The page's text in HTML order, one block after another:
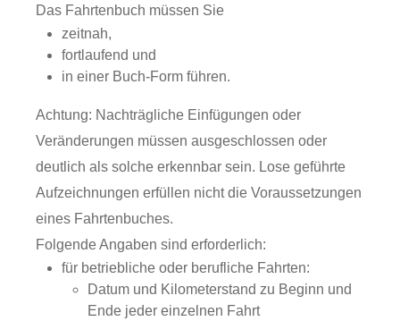
Das Fahrtenbuch müssen Sie
zeitnah,
fortlaufend und
in einer Buch-Form führen.
Achtung: Nachträgliche Einfügungen oder
Veränderungen müssen ausgeschlossen oder
deutlich als solche erkennbar sein. Lose geführte
Aufzeichnungen erfüllen nicht die Voraussetzungen
eines Fahrtenbuches.
Folgende Angaben sind erforderlich:
für betriebliche oder berufliche Fahrten:
Datum und Kilometerstand zu Beginn und
Ende jeder einzelnen Fahrt